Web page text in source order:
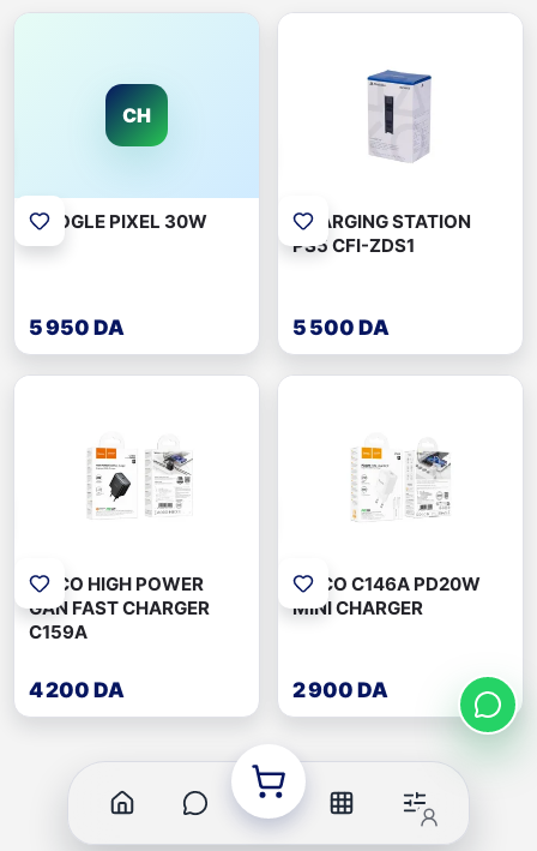
CH
GOOGLE PIXEL 30W
5 950 DA
CHARGING STATION
PS5 CFI-ZDS1
5 500 DA
HOCO HIGH POWER
GAN FAST CHARGER
C159A
4 200 DA
HOCO C146A PD20W
MINI CHARGER
2 900 DA